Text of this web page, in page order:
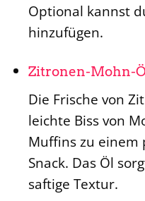
Optional kannst
hinzufügen.
Zitronen-Mohn-
Die Frische von
leichte Biss von
Muffins zu einem
Snack. Das Öl
saftige Textur.